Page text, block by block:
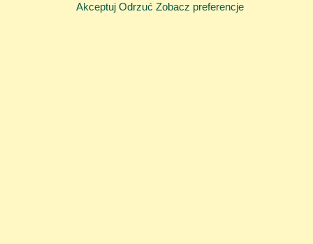
Pytania i odpowiedzi
Akceptuj Odrzuć Zobacz preferencje